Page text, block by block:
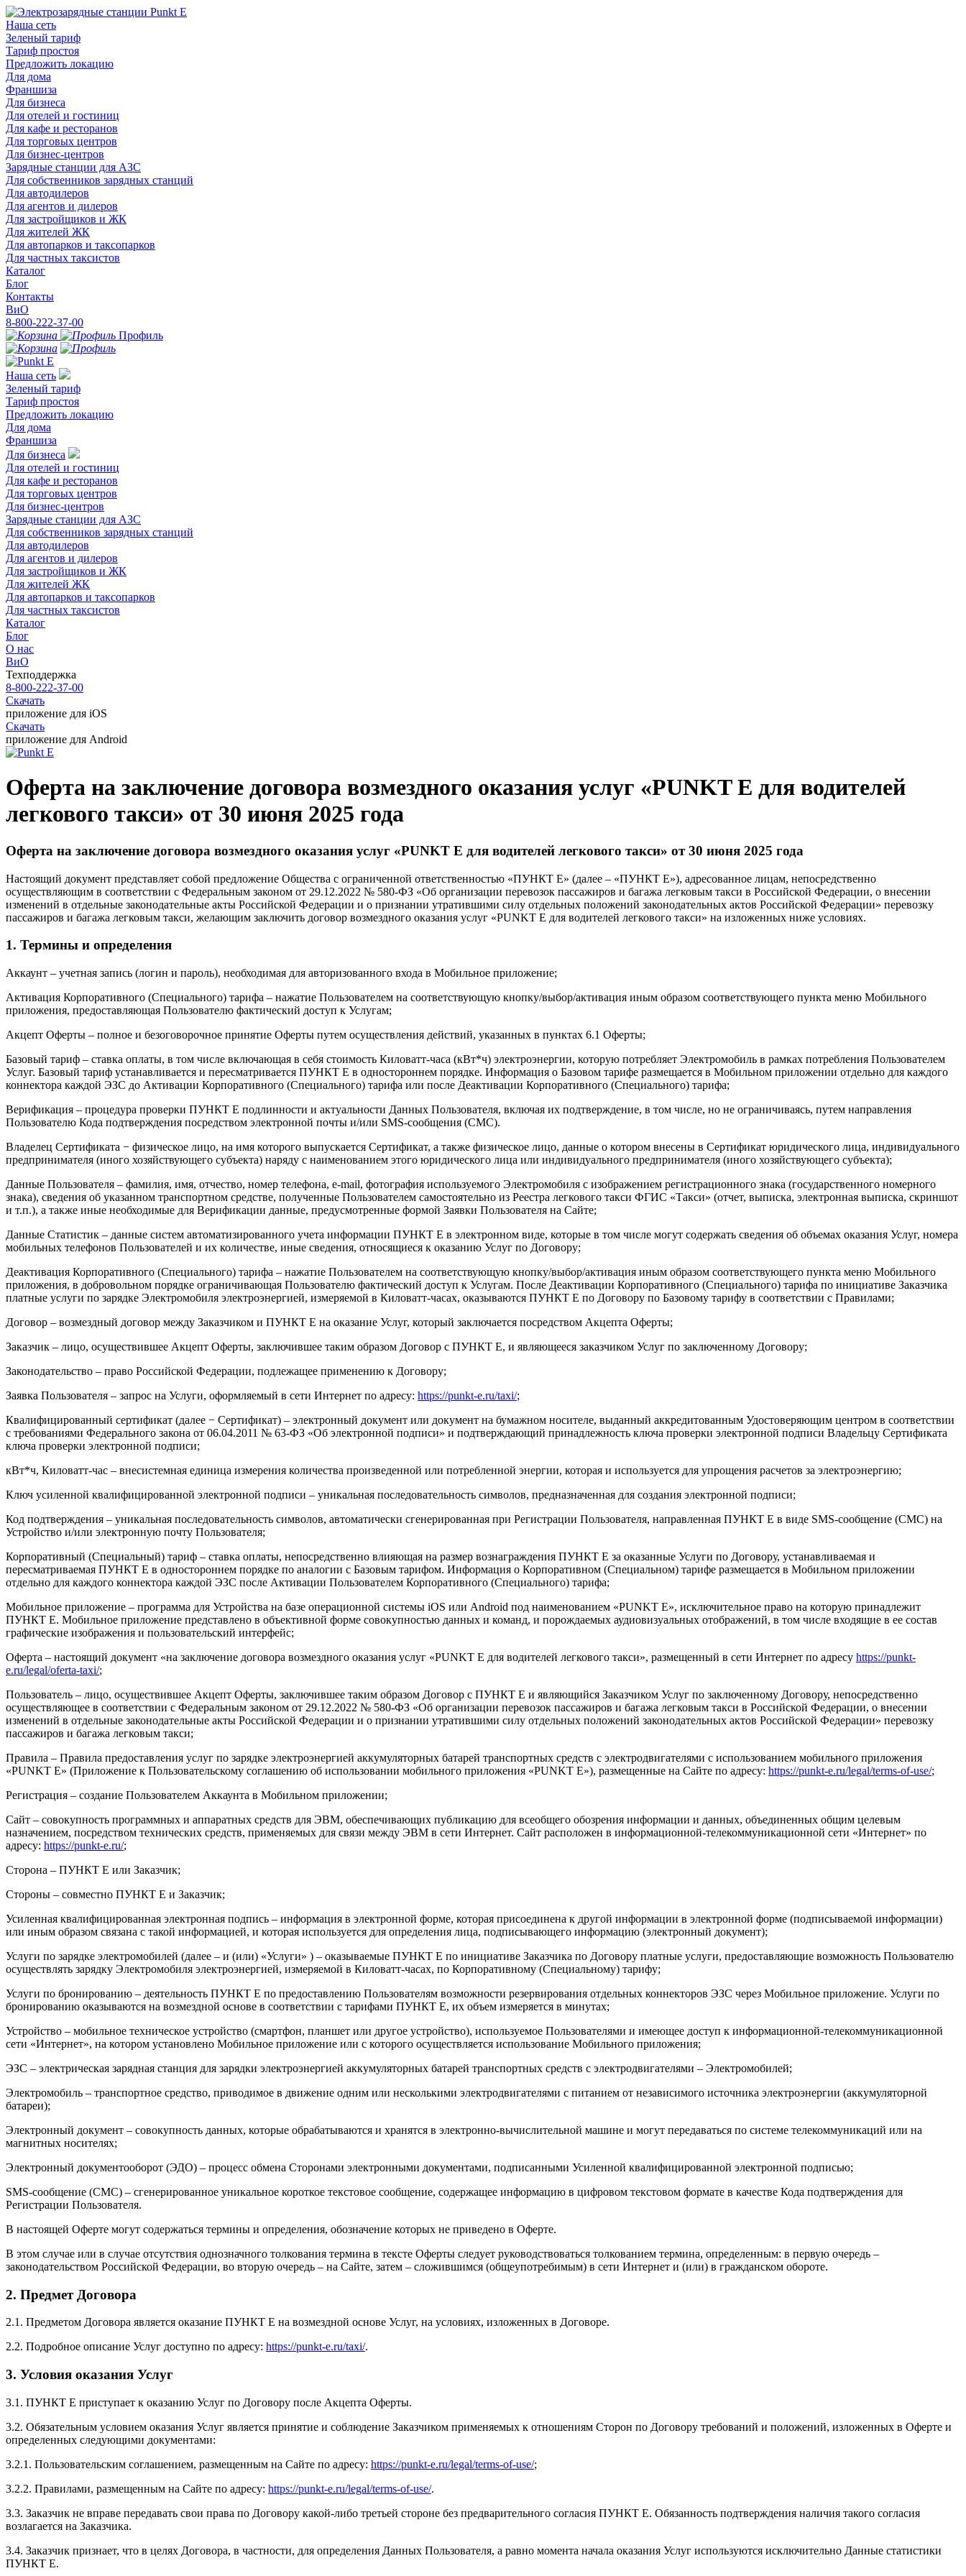
Наша сеть
Зеленый тариф
Тариф простоя
Предложить локацию
Для дома
Франшиза
Для бизнеса
Для отелей и гостиниц
Для кафе и ресторанов
Для торговых центров
Для бизнес-центров
Зарядные станции для АЗС
Для собственников зарядных станций
Для автодилеров
Для агентов и дилеров
Для застройщиков и ЖК
Для жителей ЖК
Для автопарков и таксопарков
Для частных таксистов
Каталог
Блог
Контакты
ВиО
8-800-222-37-00
Профиль
Наша сеть
Зеленый тариф
Тариф простоя
Предложить локацию
Для дома
Франшиза
Для бизнеса
Для отелей и гостиниц
Для кафе и ресторанов
Для торговых центров
Для бизнес-центров
Зарядные станции для АЗС
Для собственников зарядных станций
Для автодилеров
Для агентов и дилеров
Для застройщиков и ЖК
Для жителей ЖК
Для автопарков и таксопарков
Для частных таксистов
Каталог
Блог
О нас
ВиО
Техподдержка
8-800-222-37-00
Скачать
приложение для iOS
Скачать
приложение для Android
Оферта на заключение договора возмездного оказания услуг «PUNKT E для водителей
легкового такси» от 30 июня 2025 года
Оферта на заключение договора возмездного оказания услуг «PUNKT E для водителей легкового такси» от 30 июня 2025 года
Настоящий документ представляет собой предложение Общества с ограниченной ответственностью «ПУНКТ Е» (далее – «ПУНКТ Е»), адресованное лицам, непосредственно
осуществляющим в соответствии с Федеральным законом от 29.12.2022 № 580-ФЗ «Об организации перевозок пассажиров и багажа легковым такси в Российской Федерации, о внесении
изменений в отдельные законодательные акты Российской Федерации и о признании утратившими силу отдельных положений законодательных актов Российской Федерации» перевозку
пассажиров и багажа легковым такси, желающим заключить договор возмездного оказания услуг «PUNKT E для водителей легкового такси» на изложенных ниже условиях.
1. Термины и определения
Аккаунт – учетная запись (логин и пароль), необходимая для авторизованного входа в Мобильное приложение;
Активация Корпоративного (Специального) тарифа – нажатие Пользователем на соответствующую кнопку/выбор/активация иным образом соответствующего пункта меню Мобильного
приложения, предоставляющая Пользователю фактический доступ к Услугам;
Акцепт Оферты – полное и безоговорочное принятие Оферты путем осуществления действий, указанных в пунктах 6.1 Оферты;
Базовый тариф – ставка оплаты, в том числе включающая в себя стоимость Киловатт-часа (кВт*ч) электроэнергии, которую потребляет Электромобиль в рамках потребления Пользователем
Услуг. Базовый тариф устанавливается и пересматривается ПУНКТ Е в одностороннем порядке. Информация о Базовом тарифе размещается в Мобильном приложении отдельно для каждого
коннектора каждой ЭЗС до Активации Корпоративного (Специального) тарифа или после Деактивации Корпоративного (Специального) тарифа;
Верификация – процедура проверки ПУНКТ Е подлинности и актуальности Данных Пользователя, включая их подтверждение, в том числе, но не ограничиваясь, путем направления
Пользователю Кода подтверждения посредством электронной почты и/или SMS-сообщения (СМС).
Владелец Сертификата − физическое лицо, на имя которого выпускается Сертификат, а также физическое лицо, данные о котором внесены в Сертификат юридического лица, индивидуального
предпринимателя (иного хозяйствующего субъекта) наряду с наименованием этого юридического лица или индивидуального предпринимателя (иного хозяйствующего субъекта);
Данные Пользователя – фамилия, имя, отчество, номер телефона, e-mail, фотография используемого Электромобиля с изображением регистрационного знака (государственного номерного
знака), сведения об указанном транспортном средстве, полученные Пользователем самостоятельно из Реестра легкового такси ФГИС «Такси» (отчет, выписка, электронная выписка, скриншот
и т.п.), а также иные необходимые для Верификации данные, предусмотренные формой Заявки Пользователя на Сайте;
Данные Статистик – данные систем автоматизированного учета информации ПУНКТ Е в электронном виде, которые в том числе могут содержать сведения об объемах оказания Услуг, номера
мобильных телефонов Пользователей и их количестве, иные сведения, относящиеся к оказанию Услуг по Договору;
Деактивация Корпоративного (Специального) тарифа – нажатие Пользователем на соответствующую кнопку/выбор/активация иным образом соответствующего пункта меню Мобильного
приложения, в добровольном порядке ограничивающая Пользователю фактический доступ к Услугам. После Деактивации Корпоративного (Специального) тарифа по инициативе Заказчика
платные услуги по зарядке Электромобиля электроэнергией, измеряемой в Киловатт-часах, оказываются ПУНКТ Е по Договору по Базовому тарифу в соответствии с Правилами;
Договор – возмездный договор между Заказчиком и ПУНКТ Е на оказание Услуг, который заключается посредством Акцепта Оферты;
Заказчик – лицо, осуществившее Акцепт Оферты, заключившее таким образом Договор с ПУНКТ Е, и являющееся заказчиком Услуг по заключенному Договору;
Законодательство – право Российской Федерации, подлежащее применению к Договору;
Заявка Пользователя – запрос на Услуги, оформляемый в сети Интернет по адресу: https://punkt-e.ru/taxi/;
Квалифицированный сертификат (далее − Сертификат) – электронный документ или документ на бумажном носителе, выданный аккредитованным Удостоверяющим центром в соответствии
с требованиями Федерального закона от 06.04.2011 № 63-ФЗ «Об электронной подписи» и подтверждающий принадлежность ключа проверки электронной подписи Владельцу Сертификата
ключа проверки электронной подписи;
кВт*ч, Киловатт-час – внесистемная единица измерения количества произведенной или потребленной энергии, которая и используется для упрощения расчетов за электроэнергию;
Ключ усиленной квалифицированной электронной подписи – уникальная последовательность символов, предназначенная для создания электронной подписи;
Код подтверждения – уникальная последовательность символов, автоматически сгенерированная при Регистрации Пользователя, направленная ПУНКТ Е в виде SMS-сообщение (СМС) на
Устройство и/или электронную почту Пользователя;
Корпоративный (Специальный) тариф – ставка оплаты, непосредственно влияющая на размер вознаграждения ПУНКТ Е за оказанные Услуги по Договору, устанавливаемая и
пересматриваемая ПУНКТ Е в одностороннем порядке по аналогии с Базовым тарифом. Информация о Корпоративном (Специальном) тарифе размещается в Мобильном приложении
отдельно для каждого коннектора каждой ЭЗС после Активации Пользователем Корпоративного (Специального) тарифа;
Мобильное приложение – программа для Устройства на базе операционной системы iOS или Android под наименованием «PUNKT E», исключительное право на которую принадлежит
ПУНКТ Е. Мобильное приложение представлено в объективной форме совокупностью данных и команд, и порождаемых аудиовизуальных отображений, в том числе входящие в ее состав
графические изображения и пользовательский интерфейс;
Оферта – настоящий документ «на заключение договора возмездного оказания услуг «PUNKT E для водителей легкового такси», размещенный в сети Интернет по адресу https://punkt-
e.ru/legal/oferta-taxi/;
Пользователь – лицо, осуществившее Акцепт Оферты, заключившее таким образом Договор с ПУНКТ Е и являющийся Заказчиком Услуг по заключенному Договору, непосредственно
осуществляющее в соответствии с Федеральным законом от 29.12.2022 № 580-ФЗ «Об организации перевозок пассажиров и багажа легковым такси в Российской Федерации, о внесении
изменений в отдельные законодательные акты Российской Федерации и о признании утратившими силу отдельных положений законодательных актов Российской Федерации» перевозку
пассажиров и багажа легковым такси;
Правила – Правила предоставления услуг по зарядке электроэнергией аккумуляторных батарей транспортных средств с электродвигателями с использованием мобильного приложения
«PUNKT E» (Приложение к Пользовательскому соглашению об использовании мобильного приложения «PUNKT E»), размещенные на Сайте по адресу: https://punkt-e.ru/legal/terms-of-use/;
Регистрация – создание Пользователем Аккаунта в Мобильном приложении;
Сайт – совокупность программных и аппаратных средств для ЭВМ, обеспечивающих публикацию для всеобщего обозрения информации и данных, объединенных общим целевым
назначением, посредством технических средств, применяемых для связи между ЭВМ в сети Интернет. Сайт расположен в информационной-телекоммуникационной сети «Интернет» по
адресу: https://punkt-e.ru/;
Сторона – ПУНКТ Е или Заказчик;
Стороны – совместно ПУНКТ Е и Заказчик;
Усиленная квалифицированная электронная подпись – информация в электронной форме, которая присоединена к другой информации в электронной форме (подписываемой информации)
или иным образом связана с такой информацией, и которая используется для определения лица, подписывающего информацию (электронный документ);
Услуги по зарядке электромобилей (далее – и (или) «Услуги» ) – оказываемые ПУНКТ Е по инициативе Заказчика по Договору платные услуги, предоставляющие возможность Пользователю
осуществлять зарядку Электромобиля электроэнергией, измеряемой в Киловатт-часах, по Корпоративному (Специальному) тарифу;
Услуги по бронированию – деятельность ПУНКТ Е по предоставлению Пользователям возможности резервирования отдельных коннекторов ЭЗС через Мобильное приложение. Услуги по
бронированию оказываются на возмездной основе в соответствии с тарифами ПУНКТ Е, их объем измеряется в минутах;
Устройство – мобильное техническое устройство (смартфон, планшет или другое устройство), используемое Пользователями и имеющее доступ к информационной-телекоммуникационной
сети «Интернет», на котором установлено Мобильное приложение или с которого осуществляется использование Мобильного приложения;
ЭЗС – электрическая зарядная станция для зарядки электроэнергией аккумуляторных батарей транспортных средств с электродвигателями – Электромобилей;
Электромобиль – транспортное средство, приводимое в движение одним или несколькими электродвигателями с питанием от независимого источника электроэнергии (аккумуляторной
батареи);
Электронный документ – совокупность данных, которые обрабатываются и хранятся в электронно-вычислительной машине и могут передаваться по системе телекоммуникаций или на
магнитных носителях;
Электронный документооборот (ЭДО) – процесс обмена Сторонами электронными документами, подписанными Усиленной квалифицированной электронной подписью;
SMS-сообщение (СМС) – сгенерированное уникальное короткое текстовое сообщение, содержащее информацию в цифровом текстовом формате в качестве Кода подтверждения для
Регистрации Пользователя.
В настоящей Оферте могут содержаться термины и определения, обозначение которых не приведено в Оферте.
В этом случае или в случае отсутствия однозначного толкования термина в тексте Оферты следует руководствоваться толкованием термина, определенным: в первую очередь –
законодательством Российской Федерации, во вторую очередь – на Сайте, затем – сложившимся (общеупотребимым) в сети Интернет и (или) в гражданском обороте.
2. Предмет Договора
2.1. Предметом Договора является оказание ПУНКТ Е на возмездной основе Услуг, на условиях, изложенных в Договоре.
2.2. Подробное описание Услуг доступно по адресу: https://punkt-e.ru/taxi/.
3. Условия оказания Услуг
3.1. ПУНКТ Е приступает к оказанию Услуг по Договору после Акцепта Оферты.
3.2. Обязательным условием оказания Услуг является принятие и соблюдение Заказчиком применяемых к отношениям Сторон по Договору требований и положений, изложенных в Оферте и
определенных следующими документами:
3.2.1. Пользовательским соглашением, размещенным на Сайте по адресу: https://punkt-e.ru/legal/terms-of-use/;
3.2.2. Правилами, размещенным на Сайте по адресу: https://punkt-e.ru/legal/terms-of-use/.
3.3. Заказчик не вправе передавать свои права по Договору какой-либо третьей стороне без предварительного согласия ПУНКТ Е. Обязанность подтверждения наличия такого согласия
возлагается на Заказчика.
3.4. Заказчик признает, что в целях Договора, в частности, для определения Данных Пользователя, а равно момента начала оказания Услуг используются исключительно Данные статистики
ПУНКТ Е.